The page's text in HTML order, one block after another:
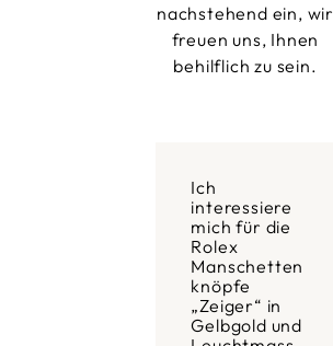
nachstehend ein, wir
freuen uns, Ihnen
behilflich zu sein.